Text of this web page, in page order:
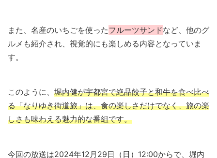
また、名産のいちごを使ったフルーツサンドなど、他のグ
ルメも紹介され、視覚的にも楽しめる内容となっていま
す。
このように、 堀内健が宇都宮で絶品餃子と和牛を食べ比べ
る「なりゆき街道旅」は、食の楽しさだけでなく、旅の楽
しさも味わえる魅力的な番組です。
今回の放送は2024年12月29日（日）12:00からで、堀内